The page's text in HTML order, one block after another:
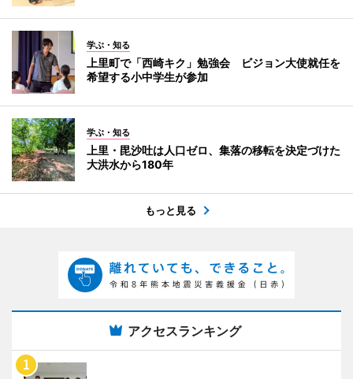
学ぶ・知る
上里町で「西崎キク」勉強会 ビジョン大使就任を
希望する小中学生が参加
学ぶ・知る
上里・毘沙吐は人口ゼロ、集落の移転を決定づけた
大洪水から180年
もっと見る
アクセスランキング